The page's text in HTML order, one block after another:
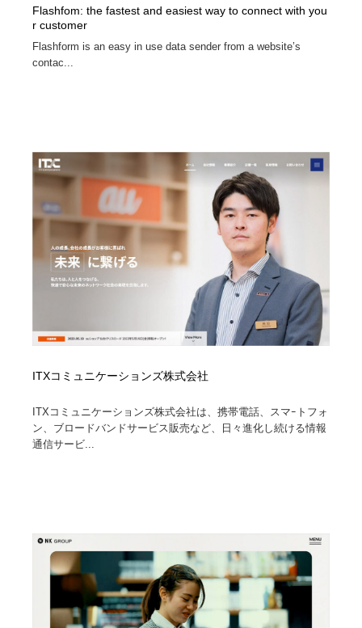
Flashfom: the fastest and easiest way to connect with you
r customer
Flashform is an easy in use data sender from a website’s
contac...
ITXコミュニケーションズ株式会社
ITXコミュニケーションズ株式会社は、携帯電話、スマｰトフォ
ン、ブロードバンドサービス販売など、日々進化し続ける情報
通信サービ...